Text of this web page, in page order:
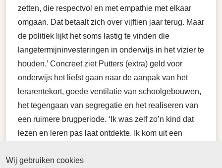
zetten, die respectvol en met empathie met elkaar
omgaan. Dat betaalt zich over vijftien jaar terug. Maar
de politiek lijkt het soms lastig te vinden die
langetermijninvesteringen in onderwijs in het vizier te
houden.’ Concreet ziet Putters (extra) geld voor
onderwijs het liefst gaan naar de aanpak van het
lerarentekort, goede ventilatie van schoolgebouwen,
het tegengaan van segregatie en het realiseren van
een ruimere brugperiode. ‘Ik was zelf zo’n kind dat
lezen en leren pas laat ontdekte. Ik kom uit een
onderwerpen waarover de Onderwijsraad zich buigt,
Wij gebruiken cookies